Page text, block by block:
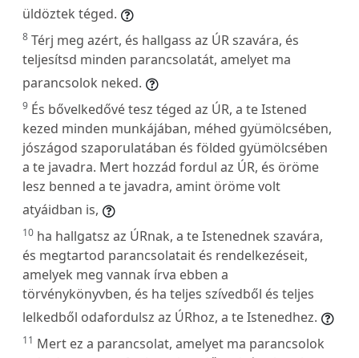
üldöztek téged.
8 Térj meg azért, és hallgass az ÚR szavára, és
teljesítsd minden parancsolatát, amelyet ma
parancsolok neked.
9 És bővelkedővé tesz téged az ÚR, a te Istened
kezed minden munkájában, méhed gyümölcsében,
jószágod szaporulatában és földed gyümölcsében
a te javadra. Mert hozzád fordul az ÚR, és öröme
lesz benned a te javadra, amint öröme volt
atyáidban is,
10 ha hallgatsz az ÚRnak, a te Istenednek szavára,
és megtartod parancsolatait és rendelkezéseit,
amelyek meg vannak írva ebben a
törvénykönyvben, és ha teljes szívedből és teljes
lelkedből odafordulsz az ÚRhoz, a te Istenedhez.
11 Mert ez a parancsolat, amelyet ma parancsolok